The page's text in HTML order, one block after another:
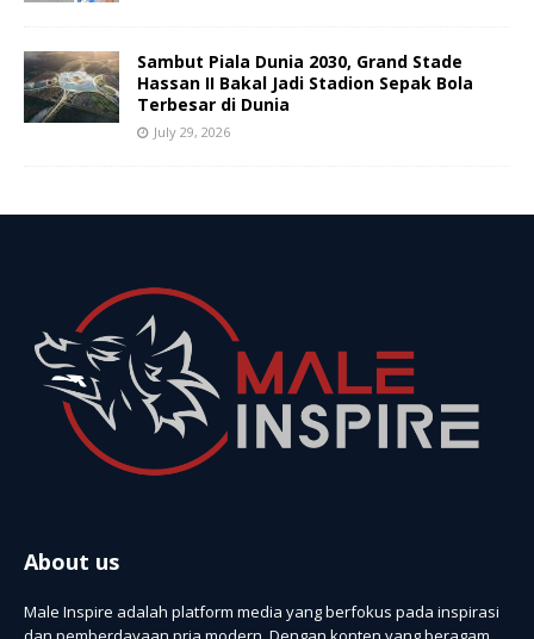
Sambut Piala Dunia 2030, Grand Stade
Hassan II Bakal Jadi Stadion Sepak Bola
Terbesar di Dunia
July 29, 2026
About us
Male Inspire adalah platform media yang berfokus pada inspirasi